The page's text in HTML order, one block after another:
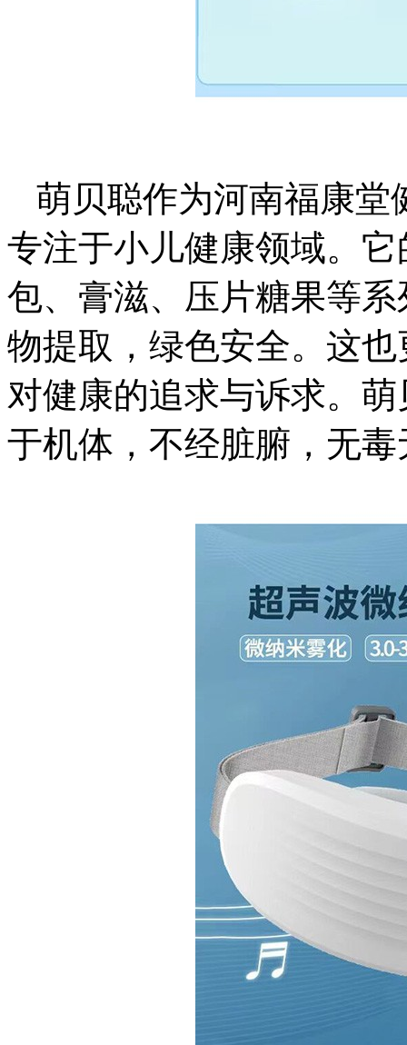
萌贝聪作为河南福康堂
专注于小儿健康领域。
包、膏滋、压片糖果等
物提取，绿色安全。这
对健康的追求与诉求。
于机体，不经脏腑，无